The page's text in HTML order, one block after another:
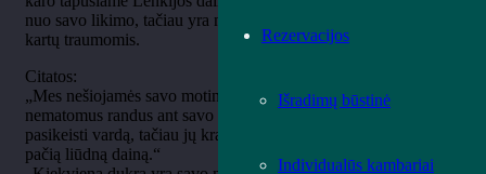
Rezervacijos
Išradimų būstinė
Individualūs kambariai
nuo savo likimo, tačiau yra nenumaldomai surištos su praėjusių
kartų traumomis.
Citatos:
„Mes nešiojamės savo motinų ir prosenelių gyvenimus kaip
nematomus randus ant savo kūno. Gali pabėgti į kitą miestą,
pasikeisti vardą, tačiau jų kraujas tavo gyslose visada dainuos tą
pačią liūdną dainą.“